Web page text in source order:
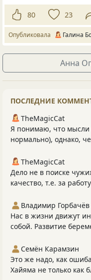
80 23
Опубликовала Галина
Анна
ПОСЛЕДНИЕ
TheMagicCat
Я понимаю, что мысли
нормально), однако,
TheMagicCat
Дело не в поиске
качество, т.е. за
Владимир Горбачёв
Нас в жизни движут
собой. Развитие
Семён Карамзин
Это же надо, как
Хайяма не только как